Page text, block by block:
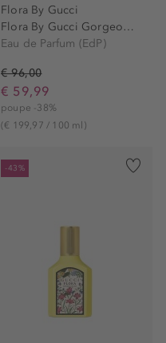
Flora By Gucci
Flora By Gucci Gorgeous...
Eau de Parfum (EdP)
€ 96,00
€ 59,99
poupe -38%
(€ 199,97 / 100 ml)
-43%